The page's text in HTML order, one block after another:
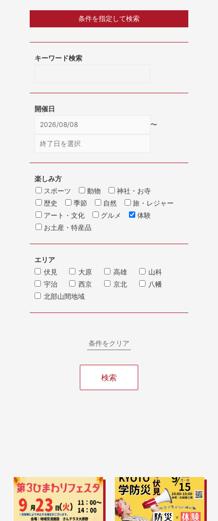
条件を指定して検索
キーワード検索
開催日
〜
楽しみ方
スポーツ
動物
神社・お寺
歴史
季節 自然
旅・レジャー
アート・文化
グルメ
体験
お土産・特産品
エリア
伏見
大原 高雄
山科
宇治
西京 京北
八幡
北部山間地域
条件をクリア